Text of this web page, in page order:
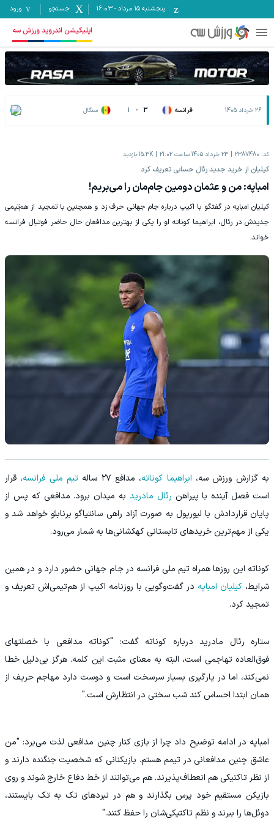
پنجشنبه ۱۵ مرداد -
16:03 جستجو ورود
اپلیکیشن اندروید ورزش سه
26 خرداد 1405 فرانسه 3
-
1 سنگال
کد: 2387480 23 خرداد 1405 ساعت 21:02 15.3K بازدید
کیلیان از خرید جدید رئال حسابی تعریف کرد
امباپه: من و عثمان دومین جام‌مان را می‌بریم!
کیلیان امباپه در گفتگو با اکیپ درباره جام جهانی حرف زد و همچنین با تمجید از هم‌تیمی
جدیدش در رئال، ابراهیما کوناته او را یکی از بهترین مدافعان حال حاضر فوتبال فرانسه
خواند.
به گزارش ورزش سه، ابراهیما کوناته، مدافع ۲۷ ساله تیم ملی فرانسه، قرار
است فصل آینده با پیراهن رئال مادرید به میدان برود. مدافعی که پس از
پایان قراردادش با لیورپول به صورت آزاد راهی سانتیاگو برنابئو خواهد شد و
یکی از مهم‌ترین خریدهای تابستانی کهکشانی‌ها به شمار می‌رود.
کوناته این روزها همراه تیم ملی فرانسه در جام جهانی حضور دارد و در همین
شرایط، کیلیان امباپه در گفت‌وگویی با روزنامه اکیپ از هم‌تیمی‌اش تعریف و
تمجید کرد.
ستاره رئال مادرید درباره کوناته گفت: "کوناته مدافعی با خصلتهای
فوق‌العاده تهاجمی است، البته به معنای مثبت این کلمه. هرگز بی‌دلیل خطا
نمی‌کند، اما در یارگیری بسیار سرسخت است و دوست دارد مهاجم حریف از
همان ابتدا احساس کند شب سختی در انتظارش است."
امباپه در ادامه توضیح داد چرا از بازی کنار چنین مدافعی لذت می‌برد: "من
عاشق چنین مدافعانی در تیمم هستم. بازیکنانی که شخصیت جنگنده دارند و
از نظر تاکتیکی هم انعطاف‌پذیرند. هم می‌توانند از خط دفاع خارج شوند و روی
بازیکن مستقیم خود پرس بگذارند و هم در نبردهای تک به تک بایستند،
دوئل‌ها را ببرند و نظم تاکتیکی‌شان را حفظ کنند."